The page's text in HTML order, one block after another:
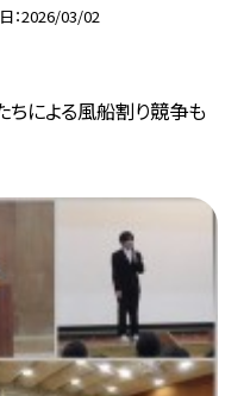
2026/03/02
ちによる風船割り競争も